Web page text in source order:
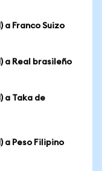
a Franco Suizo
a Real brasileño
a Taka de
a Peso Filipino